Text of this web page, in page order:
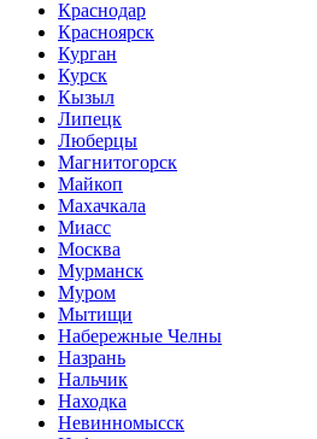
Краснодар
Красноярск
Курган
Курск
Кызыл
Липецк
Люберцы
Магнитогорск
Майкоп
Махачкала
Миасс
Москва
Мурманск
Муром
Мытищи
Набережные Челны
Назрань
Нальчик
Находка
Невинномысск